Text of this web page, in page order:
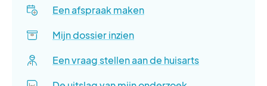
Een afspraak maken
Mijn dossier inzien
Een vraag stellen aan de huisarts